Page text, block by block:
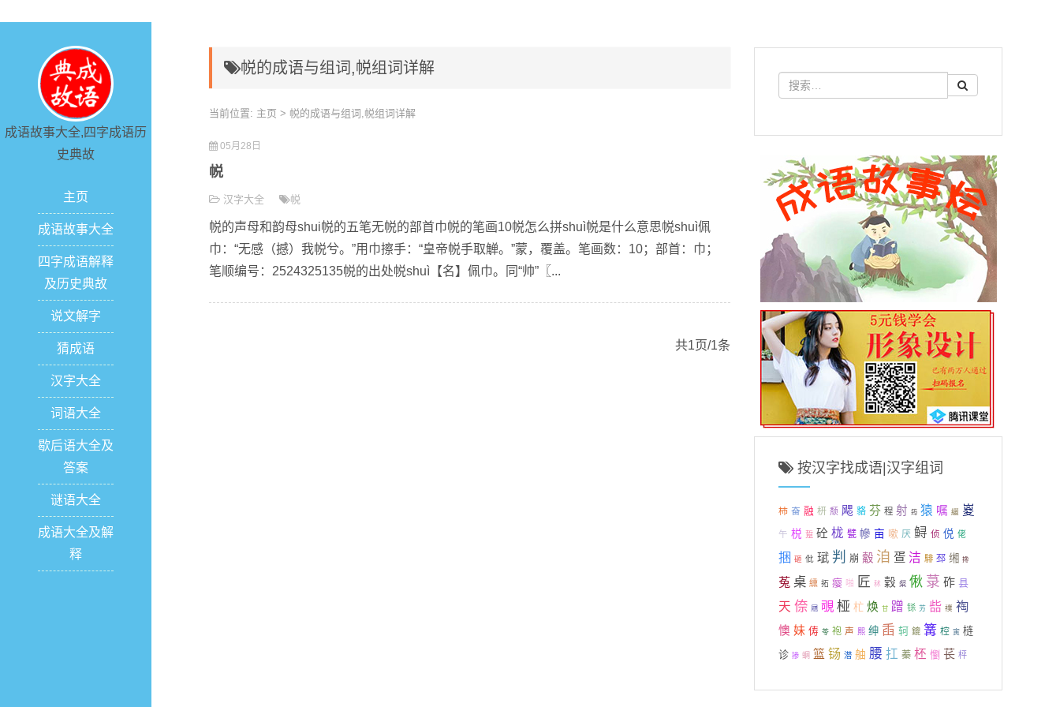
成语故事大全,四字成语历
史典故
主页
成语故事大全
四字成语解释
及历史典故
说文解字
猜成语
汉字大全
词语大全
歇后语大全及
答案
谜语大全
成语大全及解
释
帨的成语与组词,帨组词详解
当前位置: 主页 > 帨的成语与组词,帨组词详解
05月28日
帨
汉字大全 帨
帨的声母和韵母shui帨的五笔无帨的部首巾帨的笔画10帨怎么拼shuì帨是什么意思帨shuì佩
巾：“无感（撼）我帨兮。”用巾擦手：“皇帝帨手取觯。”蒙，覆盖。笔画数：10；部首：巾；
笔顺编号：2524325135帨的出处帨shuì【名】佩巾。同“帅”〖...
共1页/1条
按汉字找成语|汉字组词
杮 奋 融 枅 颓 飔 貉 芬 程 射 筠 猿 嘱 纚 嵏
午 棁 踅 砼 栊 甓 幓 亩 嗽 厌 鲟 侦 侻 佬
捆 砸 仳 珷 判 崩 觳 洎 疍 洁 騑 邳 缃 搀
菟 桌 纁 拓 瘿 啪 匠 秫 穀 粲 偢 菉 砟 县
天 倷 屩 覗 桠 杧 焕 甘 蹭 铩 艻 啙 襆 祹
懊 妹 俦 苓 袍 声 熙 绅 臿 轲 鎞 篝 椌 寅 梿
诊 掺 蛧 篮 铴 潜 舳 腰 扛 蓁 柸 懰 苌 枰